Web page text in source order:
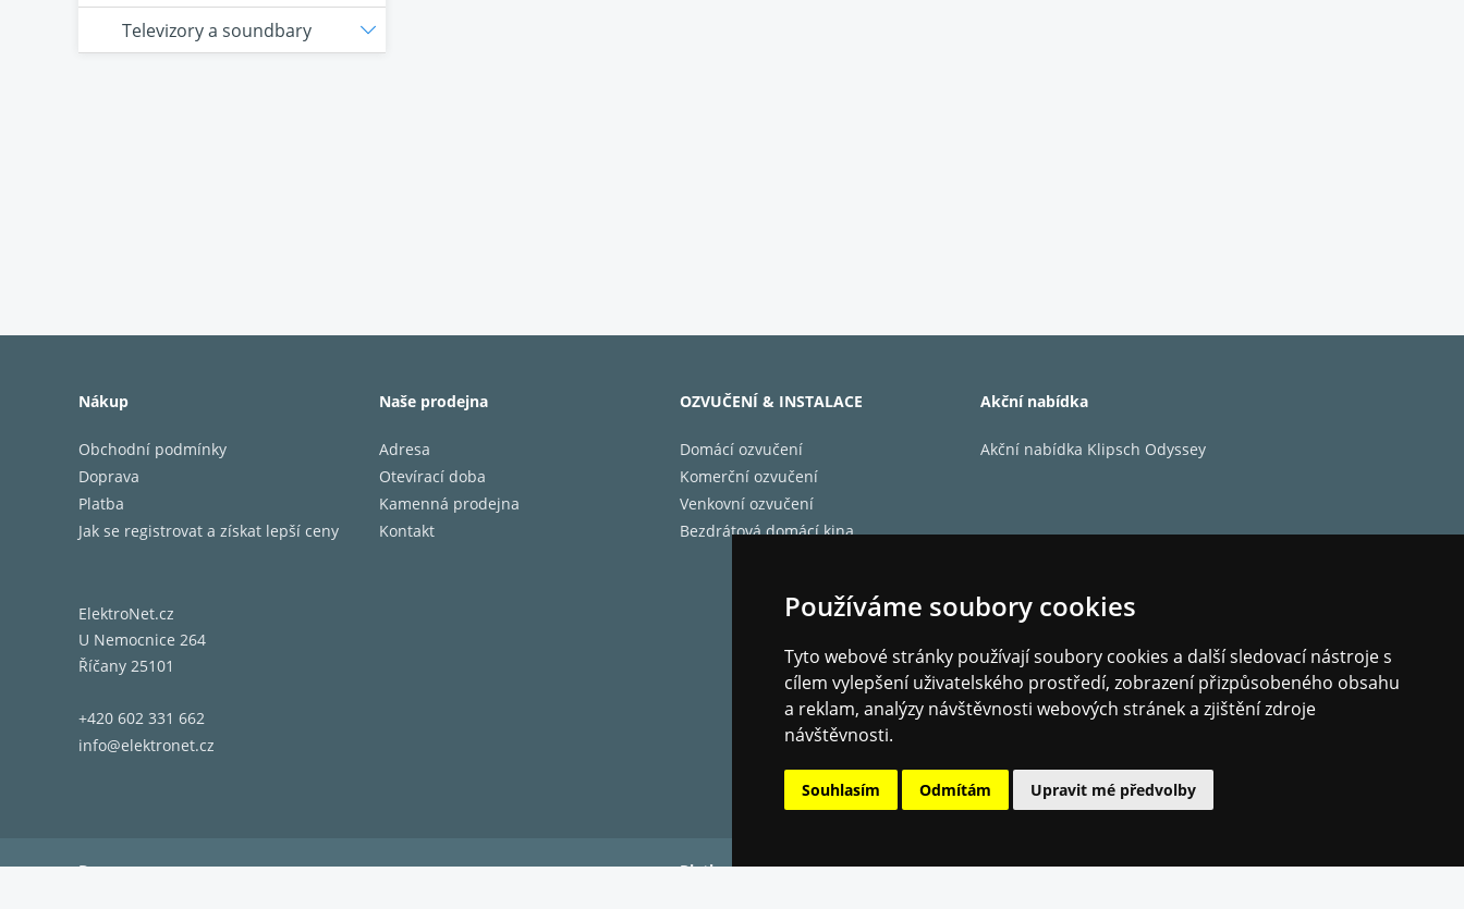
Používáme soubory cookies
Tyto webové stránky používají soubory cookies a další sledovací nástroje s
cílem vylepšení uživatelského prostředí, zobrazení přizpůsobeného obsahu
a reklam, analýzy návštěvnosti webových stránek a zjištění zdroje
návštěvnosti.
Souhlasím Odmítám Upravit mé předvolby
Televizory a soundbary
Nákup
Obchodní podmínky
Doprava
Platba
Jak se registrovat a získat lepší ceny
Naše prodejna
Adresa
Otevírací doba
Kamenná prodejna
Kontakt
OZVUČENÍ & INSTALACE
Domácí ozvučení
Komerční ozvučení
Venkovní ozvučení
Bezdrátová domácí kina
Akční nabídka
Akční nabídka Klipsch Odyssey
ElektroNet.cz
U Nemocnice 264
Říčany 25101
+420 602 331 662
info@elektronet.cz
Doprava Platba